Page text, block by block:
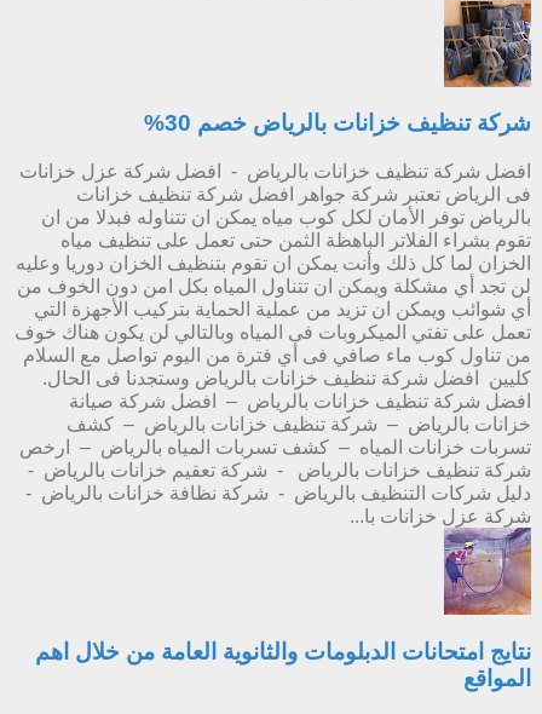
شركة تنظيف خزانات بالرياض خصم 30%
افضل شركة تنظيف خزانات بالرياض - افضل شركة عزل خزانات
فى الرياض تعتبر شركة جواهر افضل شركة تنظيف خزانات
بالرياض توفر الأمان لكل كوب مياه يمكن ان تتناوله فبدلا من ان
تقوم بشراء الفلاتر الباهظة الثمن حتى تعمل على تنظيف مياه
الخزان لما كل ذلك وأنت يمكن ان تقوم بتنظيف الخزان دوريا وعليه
لن تجد أي مشكلة ويمكن ان تتناول المياه بكل امن دون الخوف من
أي شوائب ويمكن ان تزيد من عملية الحماية بتركيب الأجهزة التي
تعمل على تفتي الميكروبات فى المياه وبالتالي لن يكون هناك خوف
من تناول كوب ماء صافي فى أي فترة من اليوم تواصل مع السلام
كليين افضل شركة تنظيف خزانات بالرياض وستجدنا فى الحال.
افضل شركة تنظيف خزانات بالرياض – افضل شركة صيانة
خزانات بالرياض – شركة تنظيف خزانات بالرياض – كشف
تسربات خزانات المياه – كشف تسربات المياه بالرياض – ارخص
شركة تنظيف خزانات بالرياض - شركة تعقيم خزانات بالرياض -
دليل شركات التنظيف بالرياض - شركة نظافة خزانات بالرياض -
شركة عزل خزانات با...
نتايج امتحانات الدبلومات والثانوية العامة من خلال اهم
المواقع